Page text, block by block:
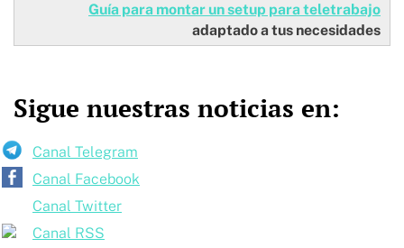
Guía para montar un setup para teletrabajo
adaptado a tus necesidades
Sigue nuestras noticias en:
Canal Telegram
Canal Facebook
Canal Twitter
Canal RSS